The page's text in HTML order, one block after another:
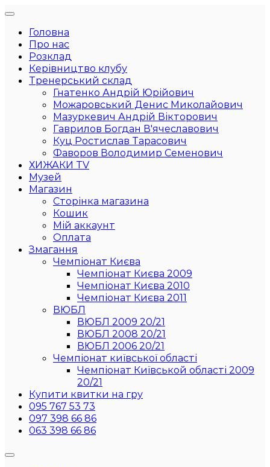
Головна
Про нас
Розклад
Керівництво клубу
Тренерський склад
Гнатенко Андрій Юрійович
Можаровський Денис Миколайович
Мазуркевич Андрій Вікторович
Гаврилов Богдан В'ячеславович
Куц Ростислав Тарасович
Фаворов Володимир Семенович
ХИЖАКИ TV
Музей
Магазин
Сторінка магазина
Кошик
Мій аккаунт
Оплата
Змагання
Чемпіонат Києва
Чемпіонат Києва 2009
Чемпіонат Києва 2010
Чемпіонат Києва 2011
ВЮБЛ
ВЮБЛ 2009 20/21
ВЮБЛ 2008 20/21
ВЮБЛ 2006 20/21
Чемпіонат київської області
Чемпіонат Київськой області 2009
20/21
Купити квитки на гру
095 767 53 73
097 398 66 86
063 398 66 86